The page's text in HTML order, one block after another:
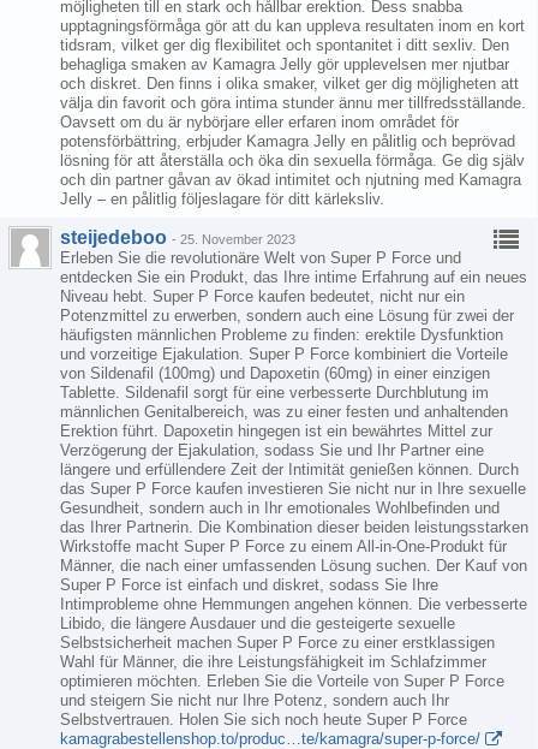
möjligheten till en stark och hållbar erektion. Dess snabba
upptagningsförmåga gör att du kan uppleva resultaten inom en kort
tidsram, vilket ger dig flexibilitet och spontanitet i ditt sexliv. Den
behagliga smaken av Kamagra Jelly gör upplevelsen mer njutbar
och diskret. Den finns i olika smaker, vilket ger dig möjligheten att
välja din favorit och göra intima stunder ännu mer tillfredsställande.
Oavsett om du är nybörjare eller erfaren inom området för
potensförbättring, erbjuder Kamagra Jelly en pålitlig och beprövad
lösning för att återställa och öka din sexuella förmåga. Ge dig själv
och din partner gåvan av ökad intimitet och njutning med Kamagra
Jelly – en pålitlig följeslagare för ditt kärleksliv.
steijedeboo - 25. November 2023
Erleben Sie die revolutionäre Welt von Super P Force und
entdecken Sie ein Produkt, das Ihre intime Erfahrung auf ein neues
Niveau hebt. Super P Force kaufen bedeutet, nicht nur ein
Potenzmittel zu erwerben, sondern auch eine Lösung für zwei der
häufigsten männlichen Probleme zu finden: erektile Dysfunktion
und vorzeitige Ejakulation. Super P Force kombiniert die Vorteile
von Sildenafil (100mg) und Dapoxetin (60mg) in einer einzigen
Tablette. Sildenafil sorgt für eine verbesserte Durchblutung im
männlichen Genitalbereich, was zu einer festen und anhaltenden
Erektion führt. Dapoxetin hingegen ist ein bewährtes Mittel zur
Verzögerung der Ejakulation, sodass Sie und Ihr Partner eine
längere und erfüllendere Zeit der Intimität genießen können. Durch
das Super P Force kaufen investieren Sie nicht nur in Ihre sexuelle
Gesundheit, sondern auch in Ihr emotionales Wohlbefinden und
das Ihrer Partnerin. Die Kombination dieser beiden leistungsstarken
Wirkstoffe macht Super P Force zu einem All-in-One-Produkt für
Männer, die nach einer umfassenden Lösung suchen. Der Kauf von
Super P Force ist einfach und diskret, sodass Sie Ihre
Intimprobleme ohne Hemmungen angehen können. Die verbesserte
Libido, die längere Ausdauer und die gesteigerte sexuelle
Selbstsicherheit machen Super P Force zu einer erstklassigen
Wahl für Männer, die ihre Leistungsfähigkeit im Schlafzimmer
optimieren möchten. Erleben Sie die Vorteile von Super P Force
und steigern Sie nicht nur Ihre Potenz, sondern auch Ihr
Selbstvertrauen. Holen Sie sich noch heute Super P Force
kamagrabestellenshop.to/produc…te/kamagra/super-p-force/